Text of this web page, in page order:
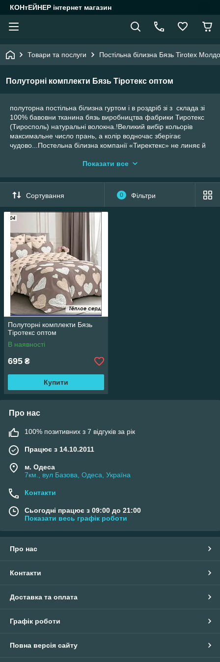
КОНтЕЙНЕР інтернет магазин
Товари та послуги Постільна білизна Бязь Tirotex
Полуторні комплекти Бязь Тіротекс оптом
полуторна постільна білизна гуртом і в роздріб зі з склада зі
100% бавовни тканина бязь виробництва фабрики Тиротекс
(Тиросполь) натуральні волокна.!Великий вибір кольорів
максимальне число прань, а колір водночас зберігає
чудово...Постельна білизна компанії «Тиректекс» не линяє й
від фото в каталозі, водночас зберігається загальний
викликає алергії Адже безпека дітей насамперед тому
придбайте і нехай красива якісна білизна приносить радість і
задоволення.
Весь асортимент на нашому сайті
http://7box.com.ua! .
Розміри простирадло-145*215, підковдра-145*215, наволочки
70*70-2 шт. М
інімальне гуртове замовлення 5 будь-яких
комплектів.
Накладений платіж " Новая Почта
передоплати
Оплата а карту Приват Банка.
замовлення УКР .Поштою після 100% оплати
Показати все
Сортування 0 Фільтри
Полуторні комплекти Бязь
Тіротекс оптом
В наявності
695 ₴
Купити
Про нас
100% позитивних з 7 відгуків за рік
Працює з 14.10.2011
м. Одеса
7км., вул Базова, Одеса, Україна
Контакти
Сьогодні працює з 09:00 до 21:00
Показати весь графік роботи
Про нас
Контакти
Доставка та оплата
Графік роботи
Повна версія сайту